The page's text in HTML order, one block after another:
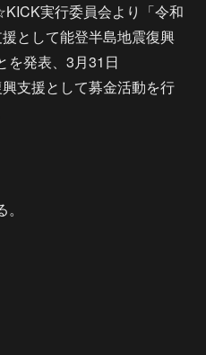
実行委員会より「令和
として能登半島地震復興
を発表、3月31日
支援として募金活動を行